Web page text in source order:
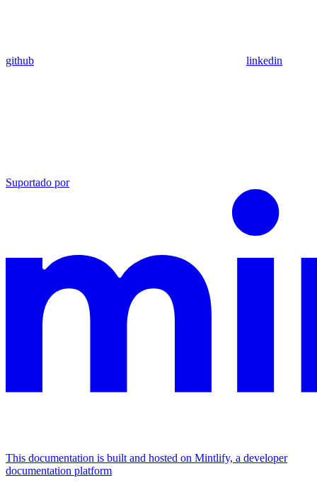
github linkedin
Suportado por
This documentation is built and hosted on Mintlify, a developer
documentation platform